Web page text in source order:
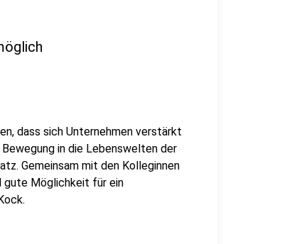
dass sich Unternehmen verstärkt
Bewegung in die Lebenswelten der
Gemeinsam mit den Kolleginnen
gute Möglichkeit für ein